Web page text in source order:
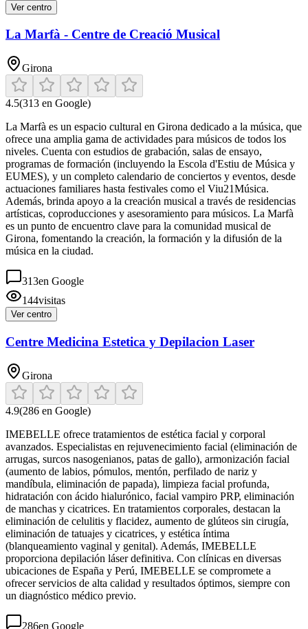
Ver centro
La Marfà - Centre de Creació Musical
Girona
4.5(313 en Google)
La Marfà es un espacio cultural en Girona dedicado a la música, que
ofrece una amplia gama de actividades para músicos de todos los
niveles. Cuenta con estudios de grabación, salas de ensayo,
programas de formación (incluyendo la Escola d'Estiu de Música y
EUMES), y un completo calendario de conciertos y eventos, desde
actuaciones familiares hasta festivales como el Viu21Música.
Además, brinda apoyo a la creación musical a través de residencias
artísticas, coproducciones y asesoramiento para músicos. La Marfà
es un punto de encuentro clave para la comunidad musical de
Girona, fomentando la creación, la formación y la difusión de la
música en la ciudad.
313en Google
144visitas
Ver centro
Centre Medicina Estetica y Depilacion Laser
Girona
4.9(286 en Google)
IMEBELLE ofrece tratamientos de estética facial y corporal
avanzados. Especialistas en rejuvenecimiento facial (eliminación de
arrugas, surcos nasogenianos, patas de gallo), armonización facial
(aumento de labios, pómulos, mentón, perfilado de nariz y
mandíbula, eliminación de papada), limpieza facial profunda,
hidratación con ácido hialurónico, facial vampiro PRP, eliminación
de manchas y cicatrices. En tratamientos corporales, destacan la
eliminación de celulitis y flacidez, aumento de glúteos sin cirugía,
eliminación de tatuajes y cicatrices, y estética íntima
(blanqueamiento vaginal y genital). Además, IMEBELLE
proporciona depilación láser definitiva. Con clínicas en diversas
ubicaciones de España y Perú, IMEBELLE se compromete a
ofrecer servicios de alta calidad y resultados óptimos, siempre con
un diagnóstico médico previo.
286en Google